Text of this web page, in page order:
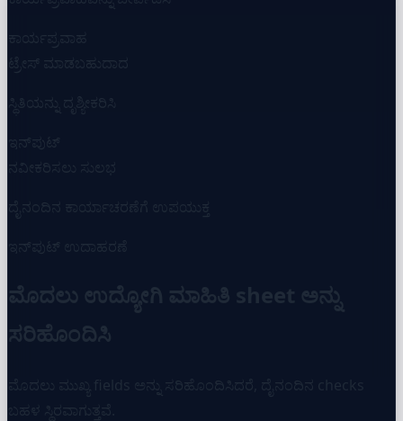
ಕಾರ್ಯಪ್ರವಾಹ
ಟ್ರೇಸ್ ಮಾಡಬಹುದಾದ
ಸ್ಥಿತಿಯನ್ನು ದೃಶ್ಯೀಕರಿಸಿ
ಇನ್‌ಪುಟ್
ನವೀಕರಿಸಲು ಸುಲಭ
ದೈನಂದಿನ ಕಾರ್ಯಾಚರಣೆಗೆ ಉಪಯುಕ್ತ
ಇನ್‌ಪುಟ್ ಉದಾಹರಣೆ
ಮೊದಲು ಉದ್ಯೋಗಿ ಮಾಹಿತಿ sheet ಅನ್ನು
ಸರಿಹೊಂದಿಸಿ
ಮೊದಲು ಮುಖ್ಯ fields ಅನ್ನು ಸರಿಹೊಂದಿಸಿದರೆ, ದೈನಂದಿನ checks
ಬಹಳ ಸ್ಥಿರವಾಗುತ್ತವೆ.